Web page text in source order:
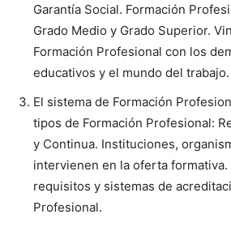
Garantía Social. Formación
Grado Medio y Grado Superior.
Formación Profesional con los
educativos y el mundo del trabajo.
El sistema de Formación
tipos de Formación Profesional:
y Continua. Instituciones,
intervienen en la oferta
requisitos y sistemas de
Profesional.